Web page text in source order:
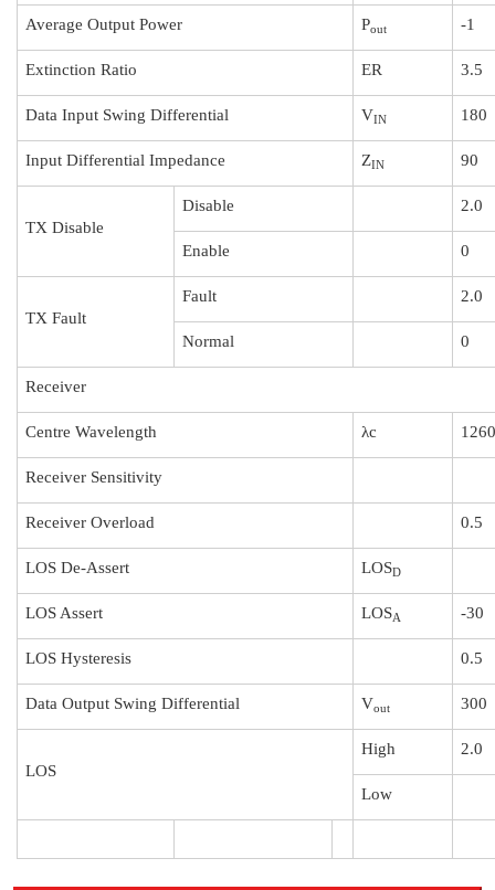
Average Output Power Pout -1
Extinction Ratio ER 3.5
Data Input Swing Differential VIN 180
Input Differential Impedance ZIN 90
TX Disable
Disable 2.0
Enable 0
TX Fault
Fault 2.0
Normal 0
Receiver
Centre Wavelength λc 1260
Receiver Sensitivity
Receiver Overload 0.5
LOS De-Assert LOSD
LOS Assert LOSA -30
LOS Hysteresis 0.5
Data Output Swing Differential Vout 300
LOS
High 2.0
Low